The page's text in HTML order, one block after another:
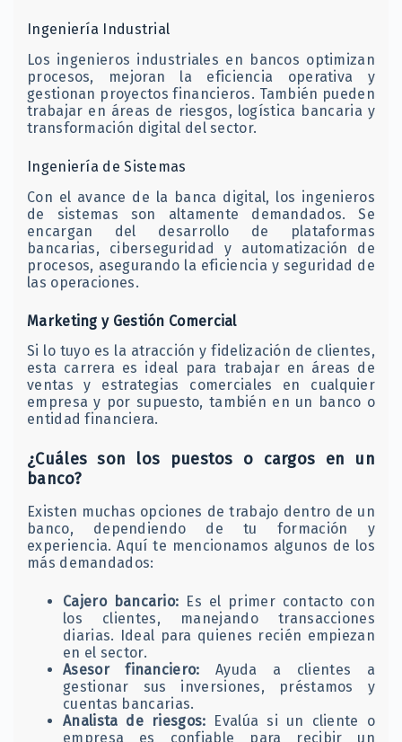
Ingeniería Industrial
Los ingenieros industriales en bancos optimizan
procesos, mejoran la eficiencia operativa y
gestionan proyectos financieros. También pueden
trabajar en áreas de riesgos, logística bancaria y
transformación digital del sector.
Ingeniería de Sistemas
Con el avance de la banca digital, los ingenieros
de sistemas son altamente demandados. Se
encargan del desarrollo de plataformas
bancarias, ciberseguridad y automatización de
procesos, asegurando la eficiencia y seguridad de
las operaciones.
Marketing y Gestión Comercial
Si lo tuyo es la atracción y fidelización de clientes,
esta carrera es ideal para trabajar en áreas de
ventas y estrategias comerciales en cualquier
empresa y por supuesto, también en un banco o
entidad financiera.
¿Cuáles son los puestos o cargos en un
banco?
Existen muchas opciones de trabajo dentro de un
banco, dependiendo de tu formación y
experiencia. Aquí te mencionamos algunos de los
más demandados:
Cajero bancario: Es el primer contacto con
los clientes, manejando transacciones
diarias. Ideal para quienes recién empiezan
en el sector.
Asesor financiero: Ayuda a clientes a
gestionar sus inversiones, préstamos y
cuentas bancarias.
Analista de riesgos: Evalúa si un cliente o
empresa es confiable para recibir un